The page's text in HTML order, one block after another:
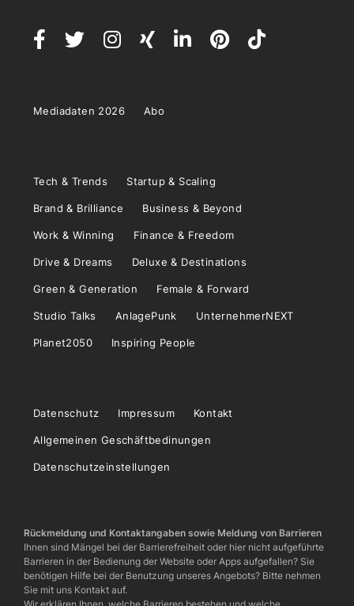
Mediadaten 2026 Abo
Tech & Trends Startup & Scaling
Brand & Brilliance Business & Beyond
Work & Winning Finance & Freedom
Drive & Dreams Deluxe & Destinations
Green & Generation Female & Forward
Studio Talks AnlagePunk UnternehmerNEXT
Planet2050 Inspiring People
Datenschutz Impressum Kontakt
Allgemeinen Geschäftbedinungen
Datenschutzeinstellungen
Rückmeldung und Kontaktangaben sowie Meldung von Barrieren
Ihnen sind Mängel bei der Barrierefreiheit oder hier nicht aufgeführte
Barrieren in der Bedienung der Website oder Apps aufgefallen? Sie
benötigen Hilfe bei der Benutzung unseres Angebots? Bitte nehmen
Sie mit uns Kontakt auf.